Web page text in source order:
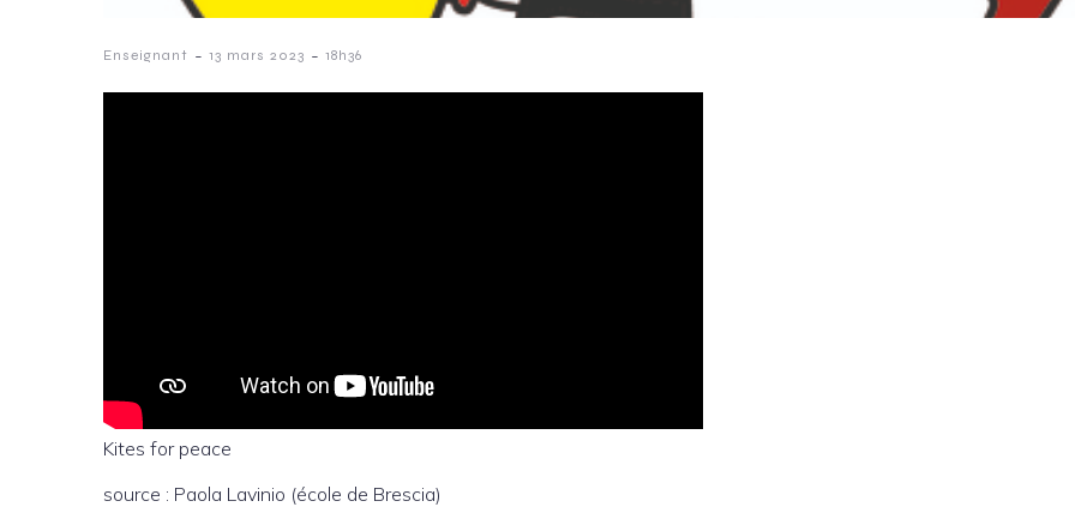
Enseignant - 13 mars 2023 - 18h36
Kites for peace
source : Paola Lavinio (école de Brescia)